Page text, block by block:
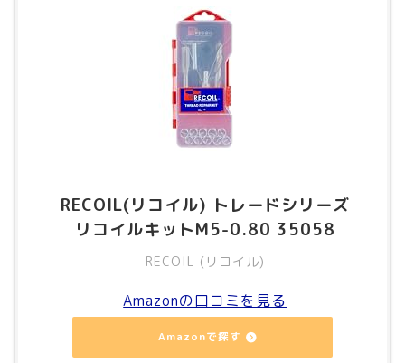
RECOIL(リコイル) トレードシリーズ
リコイルキットM5-0.80 35058
RECOIL (リコイル)
Amazonの口コミを見る
Amazonで探す